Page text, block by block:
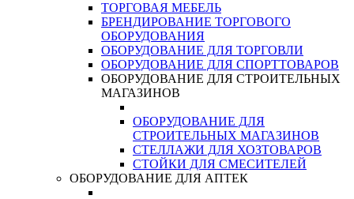
ТОРГОВАЯ МЕБЕЛЬ
БРЕНДИРОВАНИЕ ТОРГОВОГО
ОБОРУДОВАНИЯ
ОБОРУДОВАНИЕ ДЛЯ ТОРГОВЛИ
ОБОРУДОВАНИЕ ДЛЯ СПОРТТОВАРОВ
ОБОРУДОВАНИЕ ДЛЯ СТРОИТЕЛЬНЫХ
МАГАЗИНОВ
ОБОРУДОВАНИЕ ДЛЯ
СТРОИТЕЛЬНЫХ МАГАЗИНОВ
СТЕЛЛАЖИ ДЛЯ ХОЗТОВАРОВ
СТОЙКИ ДЛЯ СМЕСИТЕЛЕЙ
ОБОРУДОВАНИЕ ДЛЯ АПТЕК